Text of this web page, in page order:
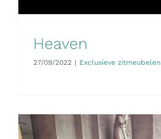
Heaven
27/09/2022 | Exclusieve zitmeubelen